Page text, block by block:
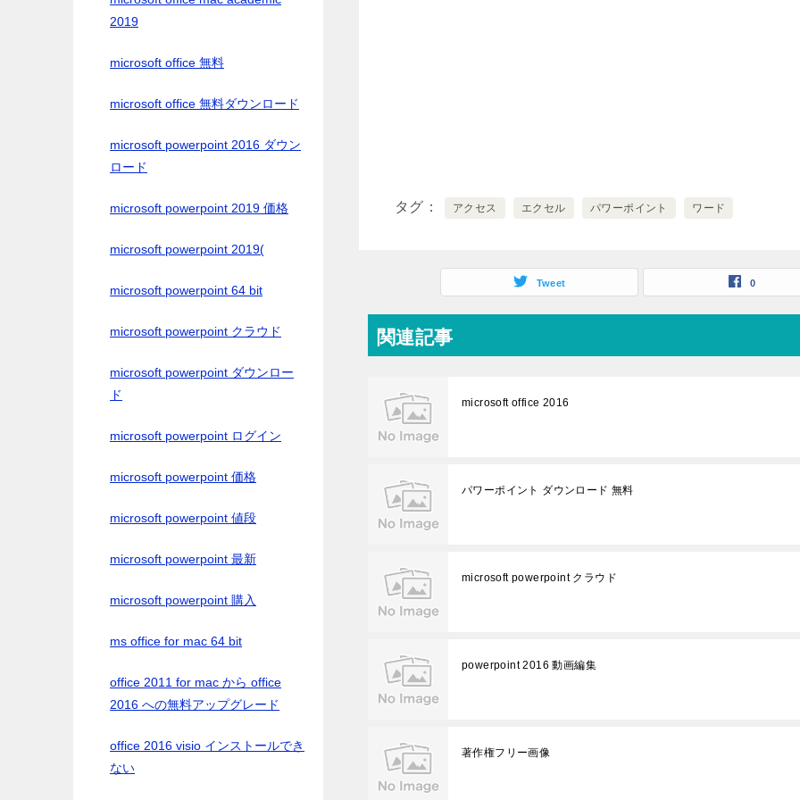
タグ アクセス エクセル パワーポイント ワード
Tweet 0
関連記事
microsoft office 2016
パワーポイント ダウンロード 無料
microsoft powerpoint クラウド
powerpoint 2016 動画編集
著作権フリー画像
2019
microsoft office 無料
microsoft office 無料ダウンロード
microsoft powerpoint 2016 ダウン
ロード
microsoft powerpoint 2019 価格
microsoft powerpoint 2019(
microsoft powerpoint 64 bit
microsoft powerpoint クラウド
microsoft powerpoint ダウンロー
ド
microsoft powerpoint ログイン
microsoft powerpoint 価格
microsoft powerpoint 値段
microsoft powerpoint 最新
microsoft powerpoint 購入
ms office for mac 64 bit
office 2011 for mac から office
2016 への無料アップグレード
office 2016 visio インストールでき
ない